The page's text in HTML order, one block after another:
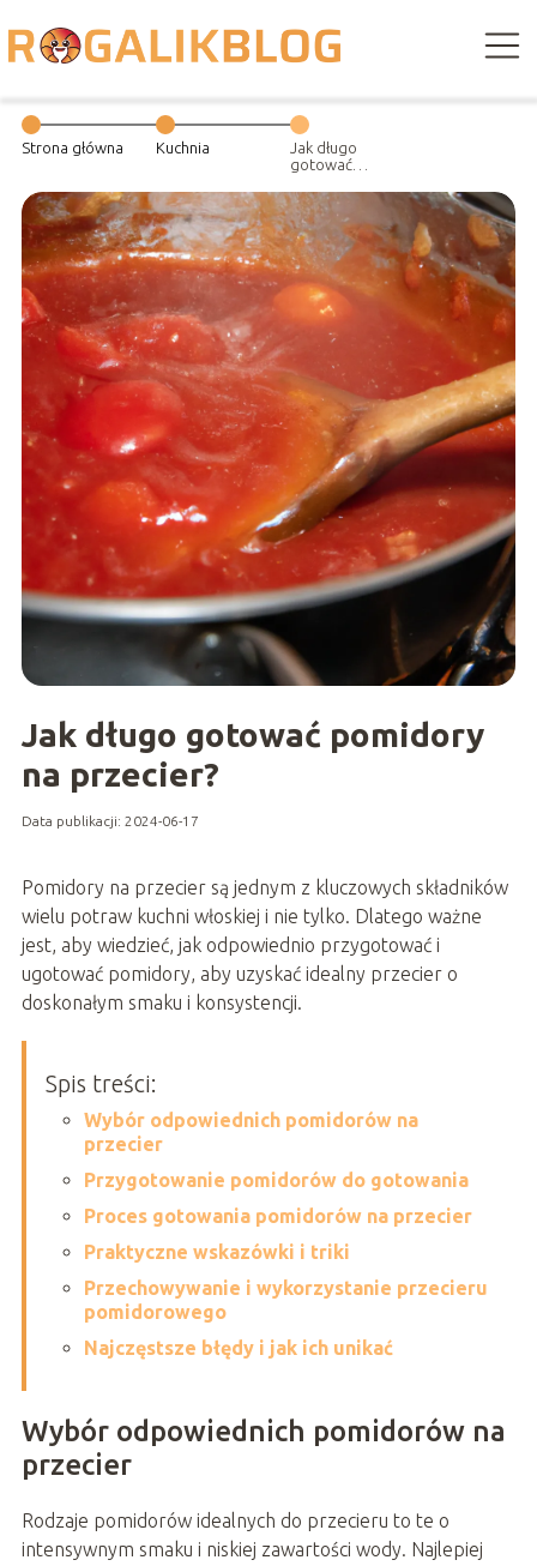
Strona główna Kuchnia
Jak długo
gotować
przecier?
Jak długo gotować pomidory
na przecier?
Data publikacji: 2024-06-17
Pomidory na przecier są jednym z kluczowych składników
wielu potraw kuchni włoskiej i nie tylko. Dlatego ważne
jest, aby wiedzieć, jak odpowiednio przygotować i
ugotować pomidory, aby uzyskać idealny przecier o
doskonałym smaku i konsystencji.
Spis treści:
Wybór odpowiednich pomidorów na
przecier
Przygotowanie pomidorów do gotowania
Proces gotowania pomidorów na przecier
Praktyczne wskazówki i triki
Przechowywanie i wykorzystanie przecieru
pomidorowego
Najczęstsze błędy i jak ich unikać
Wybór odpowiednich pomidorów na
przecier
Rodzaje pomidorów idealnych do przecieru to te o
intensywnym smaku i niskiej zawartości wody. Najlepiej